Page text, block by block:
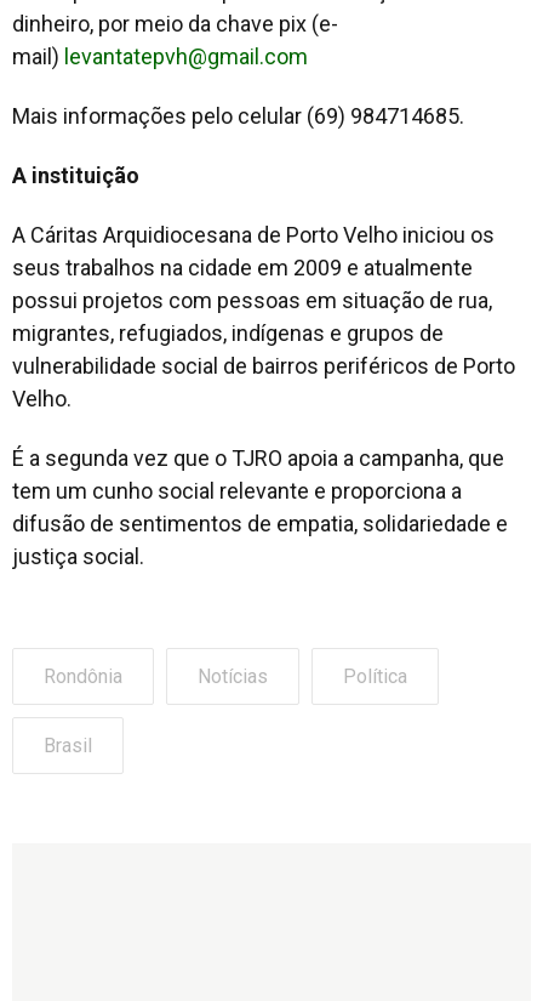
dinheiro, por meio da chave pix (e-
mail) levantatepvh@gmail.com
Mais informações pelo celular (69) 984714685.
A instituição
A Cáritas Arquidiocesana de Porto Velho iniciou os
seus trabalhos na cidade em 2009 e atualmente
possui projetos com pessoas em situação de rua,
migrantes, refugiados, indígenas e grupos de
vulnerabilidade social de bairros periféricos de Porto
Velho.
É a segunda vez que o TJRO apoia a campanha, que
tem um cunho social relevante e proporciona a
difusão de sentimentos de empatia, solidariedade e
justiça social.
Rondônia Notícias Política
Brasil